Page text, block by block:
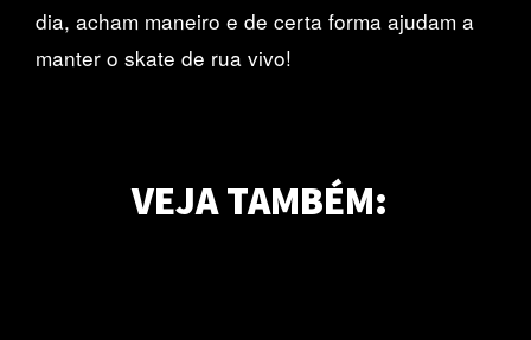
dia, acham maneiro e de certa forma ajudam a
manter o skate de rua vivo!
VEJA TAMBÉM:
| Maurício Nava
Confira a vídeo-parte e a entrevista completa do carioca escolhido para